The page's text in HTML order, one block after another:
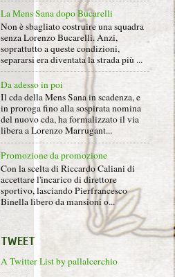
La Mens Sana dopo Bucarelli
Non è sbagliato costruire una squadra
senza Lorenzo Bucarelli. Anzi,
soprattutto a queste condizioni,
separarsi era diventata la strada più ...
Da adesso in poi
Il cda della Mens Sana in scadenza, e
in proroga fino alla sospirata nomina
del nuovo cda, ha formalizzato il via
libera a Lorenzo Marrugant...
Promozione da promozione
Con la scelta di Riccardo Caliani di
accettare l'incarico di direttore
sportivo, lasciando Pierfrancesco
Binella libero da mansioni o...
TWEET
A Twitter List by pallalcerchio